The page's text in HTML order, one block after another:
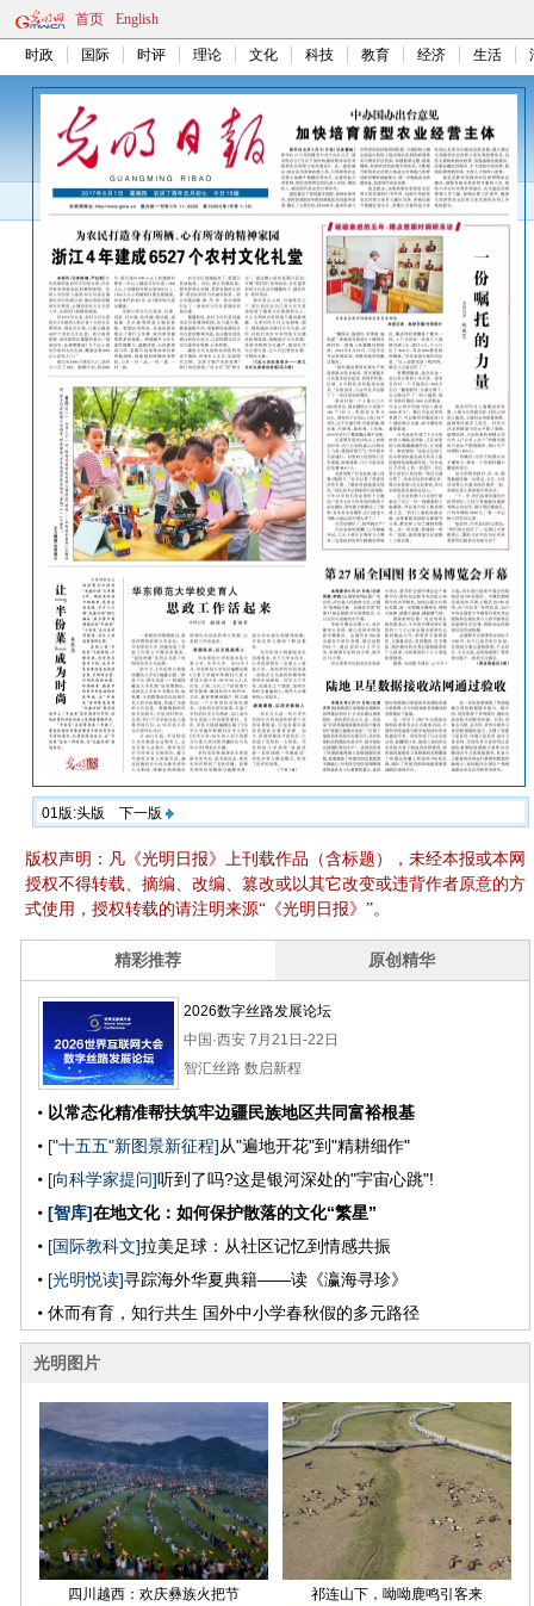
首页 English
时政 国际 时评 理论 文化 科技 教育 经济 生活
01版:头版 下一版
版权声明：凡《光明日报》上刊载作品（含标题），未经本报或本网
授权不得转载、摘编、改编、篡改或以其它改变或违背作者原意的方
式使用，授权转载的请注明来源“《光明日报》”。